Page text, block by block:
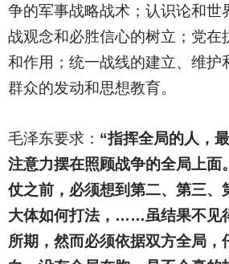
争的军事战略战术；认识论和世
战观念和必胜信心的树立；党在
和作用；统一战线的建立、维护
群众的发动和思想教育。
毛泽东要求： “指挥全局的人，
注意力摆在照顾战争的全局上面
仗之前，必须想到第二、第三、
大体如何打法，……虽结果不见
所期，然而必须依据双方全局，